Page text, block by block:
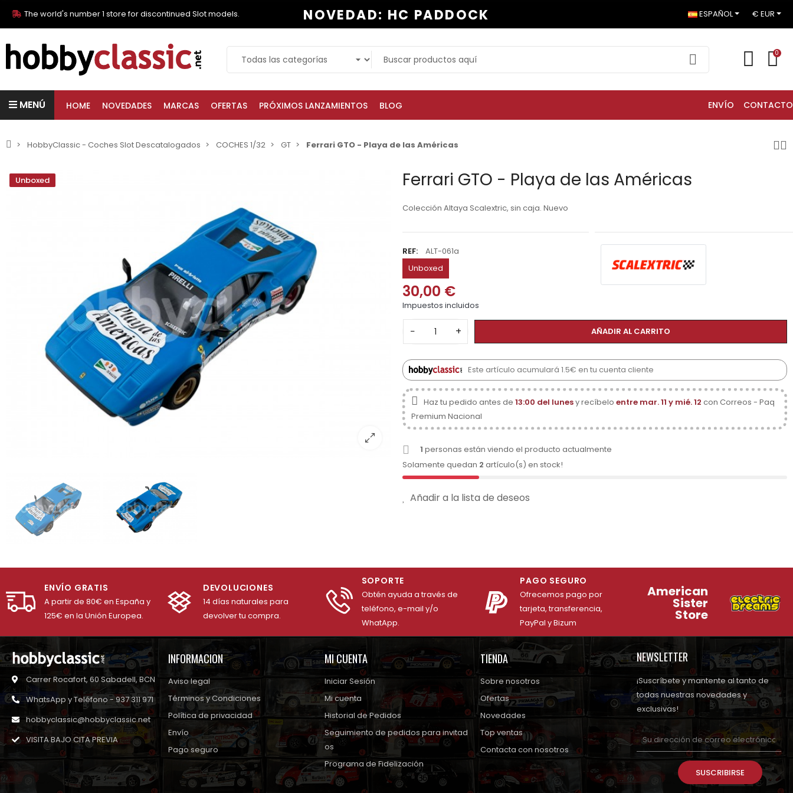
The world's number 1 store for discontinued Slot models. NOVEDAD: HC PADDOCK ESPAÑOL € EUR
0
MENÚ HOME NOVEDADES MARCAS OFERTAS PRÓXIMOS LANZAMIENTOS BLOG ENVÍO CONTACTO
HobbyClassic - Coches Slot Descatalogados COCHES 1/32 GT Ferrari GTO - Playa de las Américas
Unboxed Ferrari GTO - Playa de las Américas
Colección Altaya Scalextric, sin caja. Nuevo
REF:
ALT-061a
Unboxed
30,00 €
Impuestos incluidos
− + AÑADIR AL CARRITO
Este artículo acumulará 1.5€ en tu cuenta cliente
Haz tu pedido antes de 13:00 del lunesy recíbelo entre mar. 11 y mié. 12 con Correos - Paq
Premium Nacional
1 personas están viendo el producto actualmente
Solamente quedan 2 artículo(s) en stock!
Añadir a la lista de deseos
ENVÍO GRATIS
A partir de 80€ en España y
125€ en la Unión Europea.
DEVOLUCIONES
14 días naturales para
devolver tu compra.
SOPORTE
Obtén ayuda a través de
teléfono, e-mail y/o
WhatApp.
PAGO SEGURO
Ofrecemos pago por
tarjeta, transferencia,
PayPal y Bizum
American
Sister
Store
Carrer Rocafort, 60 Sabadell, BCN
WhatsApp y Teléfono - 937 311 971
hobbyclassic@hobbyclassic.net
VISITA BAJO CITA PREVIA
INFORMACION
Aviso legal
Términos y Condiciones
Política de privacidad
Envío
Pago seguro
MI CUENTA
Iniciar Sesión
Mi cuenta
Historial de Pedidos
Seguimiento de pedidos para invitad
os
Programa de Fidelización
TIENDA
Sobre nosotros
Ofertas
Novedades
Top ventas
Contacta con nosotros
NEWSLETTER
¡Suscríbete y mantente al tanto de
todas nuestras novedades y
exclusivas!
SUSCRIBIRSE